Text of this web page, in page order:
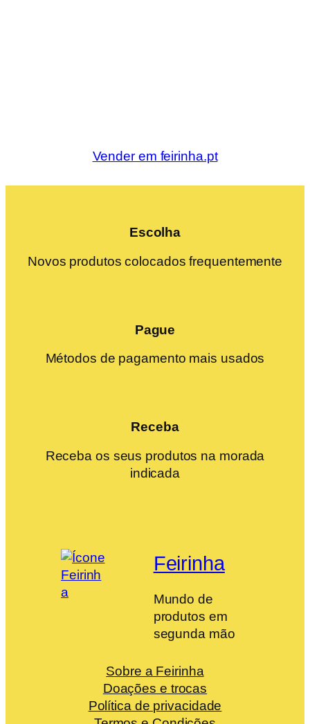
Vender em feirinha.pt
Escolha
Novos produtos colocados frequentemente
Pague
Métodos de pagamento mais usados
Receba
Receba os seus produtos na morada
indicada
Feirinha
Mundo de
produtos em
segunda mão
Sobre a Feirinha
Doações e trocas
Política de privacidade